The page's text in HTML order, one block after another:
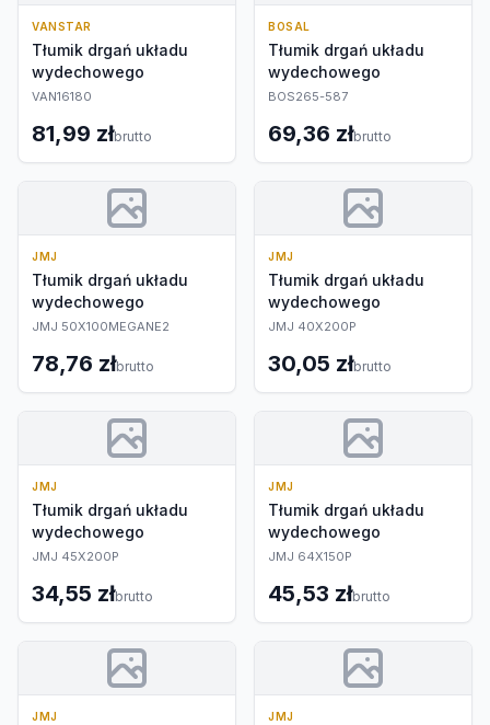
VANSTAR
Tłumik drgań układu
wydechowego
VAN16180
81,99 złbrutto
BOSAL
Tłumik drgań układu
wydechowego
BOS265-587
69,36 złbrutto
JMJ
Tłumik drgań układu
wydechowego
JMJ 50X100MEGANE2
78,76 złbrutto
JMJ
Tłumik drgań układu
wydechowego
JMJ 40X200P
30,05 złbrutto
JMJ
Tłumik drgań układu
wydechowego
JMJ 45X200P
34,55 złbrutto
JMJ
Tłumik drgań układu
wydechowego
JMJ 64X150P
45,53 złbrutto
JMJ JMJ